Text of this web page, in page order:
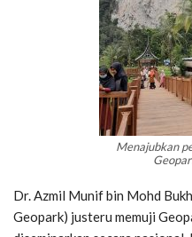
Menajubkan
Dr. Azmil Munif bin Mohd
Geopark) justeru memuji